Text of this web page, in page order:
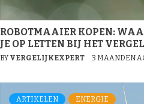
ROBOTMAAIER KOPEN:
JE OP LETTEN BIJ HET
BY VERGELIJKEXPERT 3 MAANDEN
ARTIKELEN ENERGIE